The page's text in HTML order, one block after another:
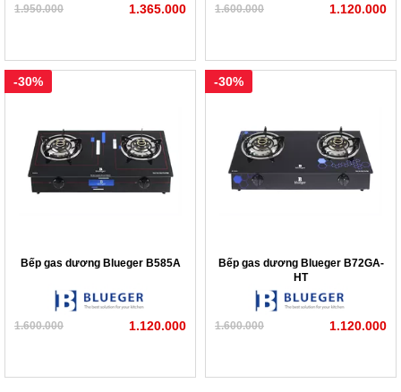
1.950.000 1.365.000 1.600.000 1.120.000
Bếp gas dương Blueger B585A
1.600.000
-30%
1.120.000
Bếp gas dương Blueger B72GA-
HT
1.600.000
-30%
1.120.000